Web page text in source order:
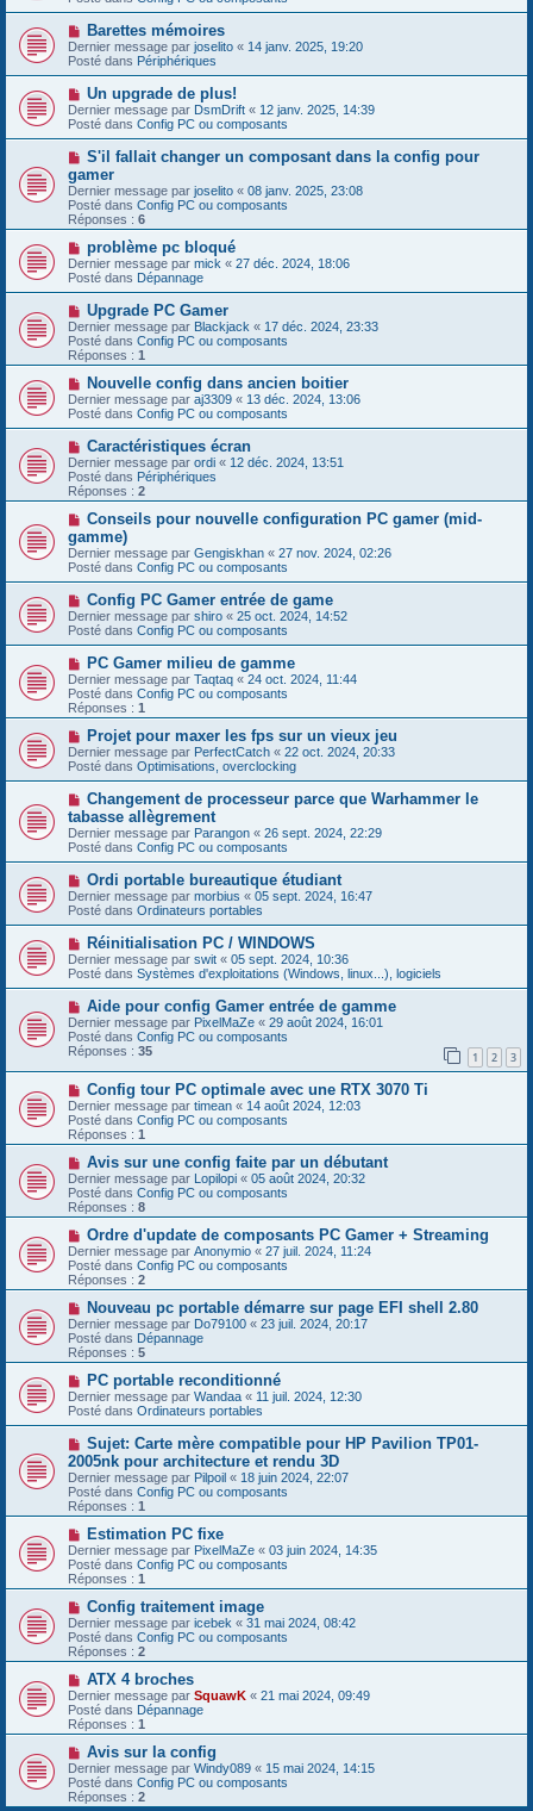
e
e
s
a
g
e
v
e
a
u
m
e
s
s
a
g
e
N
o
u
v
e
a
u
m
e
s
s
a
g
e
Barettes mémoires
Dernier message par joselito « 14 janv. 2025, 19:20
Posté dans Périphériques
N
o
u
v
e
a
u
m
e
s
s
a
g
e
Un upgrade de plus!
Dernier message par DsmDrift « 12 janv. 2025, 14:39
Posté dans Config PC ou composants
N
u
v
e
a
m
e
s
s
a
g
e
S'il fallait changer un composant dans la config pour
gamer
Dernier message par joselito « 08 janv. 2025, 23:08
Posté dans Config PC ou composants
Réponses : 6
N
o
u
v
e
a
u
m
e
s
a
g
e
problème pc bloqué
Dernier message par mick « 27 déc. 2024, 18:06
Posté dans Dépannage
N
o
u
v
e
a
u
m
e
s
a
g
e
Upgrade PC Gamer
Dernier message par Blackjack « 17 déc. 2024, 23:33
Posté dans Config PC ou composants
Réponses : 1
N
o
u
v
a
u
m
e
s
a
g
e
Nouvelle config dans ancien boitier
Dernier message par aj3309 « 13 déc. 2024, 13:06
Posté dans Config PC ou composants
N
o
u
v
e
a
m
e
s
s
a
g
e
Caractéristiques écran
Dernier message par ordi « 12 déc. 2024, 13:51
Posté dans Périphériques
Réponses : 2
N
u
v
e
a
u
m
e
s
s
a
g
e
Conseils pour nouvelle configuration PC gamer (mid-
gamme)
Dernier message par Gengiskhan « 27 nov. 2024, 02:26
Posté dans Config PC ou composants
N
o
u
v
e
a
u
m
e
s
a
g
e
Config PC Gamer entrée de game
Dernier message par shiro « 25 oct. 2024, 14:52
Posté dans Config PC ou composants
N
o
u
v
e
a
u
m
e
s
a
g
e
PC Gamer milieu de gamme
Dernier message par Taqtaq « 24 oct. 2024, 11:44
Posté dans Config PC ou composants
Réponses : 1
N
o
u
v
a
u
m
e
s
s
g
e
Projet pour maxer les fps sur un vieux jeu
Dernier message par PerfectCatch « 22 oct. 2024, 20:33
Posté dans Optimisations, overclocking
N
o
u
v
e
a
u
m
e
s
s
a
g
e
Changement de processeur parce que Warhammer le
tabasse allègrement
Dernier message par Parangon « 26 sept. 2024, 22:29
Posté dans Config PC ou composants
N
o
u
v
e
a
u
m
e
s
s
a
g
e
Ordi portable bureautique étudiant
Dernier message par morbius « 05 sept. 2024, 16:47
Posté dans Ordinateurs portables
N
o
u
v
a
u
m
e
s
s
a
g
e
Réinitialisation PC / WINDOWS
Dernier message par swit « 05 sept. 2024, 10:36
Posté dans Systèmes d'exploitations (Windows, linux...), logiciels
N
o
u
v
e
a
u
m
e
s
s
a
g
e
Aide pour config Gamer entrée de gamme
Dernier message par PixelMaZe « 29 août 2024, 16:01
Posté dans Config PC ou composants
Réponses : 35 1 2 3
N
o
u
v
e
u
m
e
s
s
a
g
e
Config tour PC optimale avec une RTX 3070 Ti
Dernier message par timean « 14 août 2024, 12:03
Posté dans Config PC ou composants
Réponses : 1
N
o
u
v
e
a
m
e
s
s
a
g
e
Avis sur une config faite par un débutant
Dernier message par Lopilopi « 05 août 2024, 20:32
Posté dans Config PC ou composants
Réponses : 8
N
o
u
v
e
a
u
m
e
s
s
a
g
e
Ordre d'update de composants PC Gamer + Streaming
Dernier message par Anonymio « 27 juil. 2024, 11:24
Posté dans Config PC ou composants
Réponses : 2
N
o
u
v
e
a
u
m
e
s
a
g
e
Nouveau pc portable démarre sur page EFI shell 2.80
Dernier message par Do79100 « 23 juil. 2024, 20:17
Posté dans Dépannage
Réponses : 5
N
o
u
v
e
a
u
m
e
s
s
g
e
PC portable reconditionné
Dernier message par Wandaa « 11 juil. 2024, 12:30
Posté dans Ordinateurs portables
N
o
u
v
e
a
u
m
e
s
s
g
e
Sujet: Carte mère compatible pour HP Pavilion TP01-
2005nk pour architecture et rendu 3D
Dernier message par Pilpoil « 18 juin 2024, 22:07
Posté dans Config PC ou composants
Réponses : 1
N
o
u
v
e
a
m
e
s
a
g
e
Estimation PC fixe
Dernier message par PixelMaZe « 03 juin 2024, 14:35
Posté dans Config PC ou composants
Réponses : 1
N
o
u
v
e
u
m
e
s
a
g
e
Config traitement image
Dernier message par icebek « 31 mai 2024, 08:42
Posté dans Config PC ou composants
Réponses : 2
N
o
u
v
e
u
m
e
s
ATX 4 broches
Dernier message par SquawK « 21 mai 2024, 09:49
Posté dans Dépannage
Réponses : 1
N
o
u
v
e
Avis sur la config
Dernier message par Windy089 « 15 mai 2024, 14:15
Posté dans Config PC ou composants
Réponses : 2